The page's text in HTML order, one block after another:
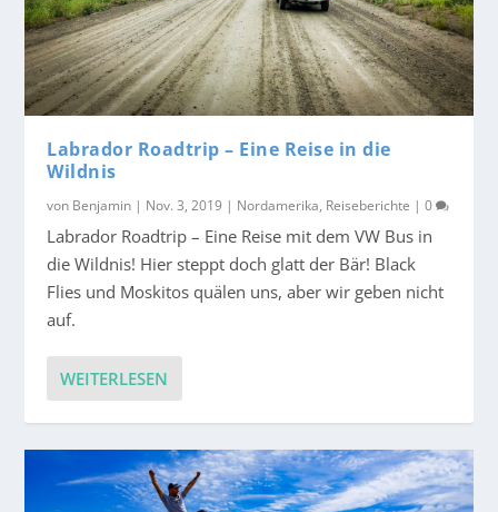
Labrador Roadtrip – Eine Reise in die
Wildnis
von Benjamin | Nov. 3, 2019 | Nordamerika, Reiseberichte |0
Labrador Roadtrip – Eine Reise mit dem VW Bus in
die Wildnis! Hier steppt doch glatt der Bär! Black
Flies und Moskitos quälen uns, aber wir geben nicht
auf.
WEITERLESEN